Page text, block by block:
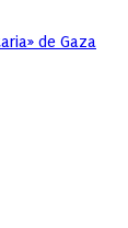
de Gaza